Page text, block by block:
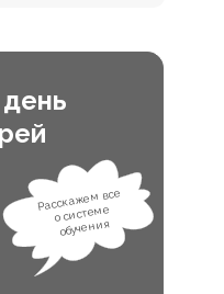
Расскажем все
о системе
обучения